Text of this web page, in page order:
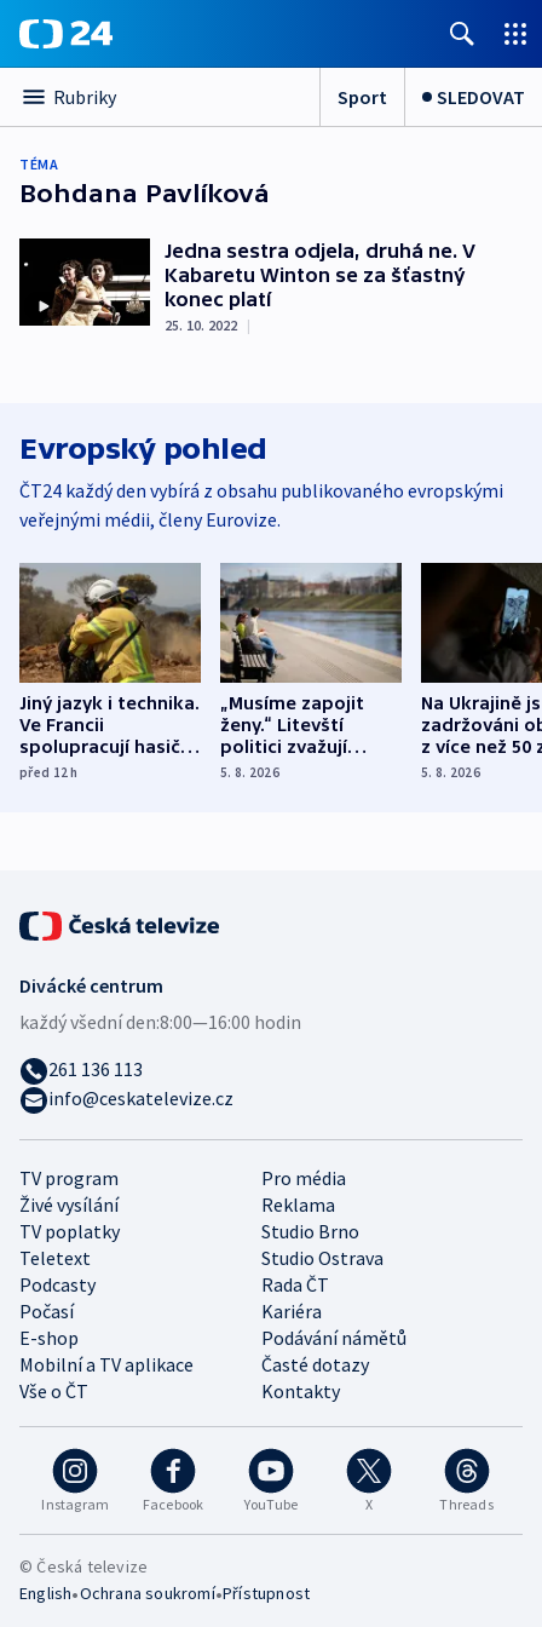
Rubriky Sport SLEDOVAT
TÉMA
Bohdana Pavlíková
Jedna sestra odjela, druhá ne. V
Kabaretu Winton se za šťastný
konec platí
25. 10. 2022 |
Evropský pohled
ČT24 každý den vybírá z obsahu publikovaného evropskými
veřejnými médii, členy Eurovize.
Jiný jazyk i technika.
Ve Francii
spolupracují hasiči z
různých zemí
před 12h
„Musíme zapojit
ženy.“ Litevští
politici zvažují
dohodu o
5. 8. 2026
Na Ukrajině
zadržováni
z více než 50
Bojovali na
5. 8. 2026
Instagram Facebook YouTube X Threads
TV program
Pro média
Živé vysílání
Reklama
TV poplatky
Studio Brno
Teletext
Studio Ostrava
Podcasty
Rada ČT
Počasí
Kariéra
E-shop
Podávání námětů
Mobilní a TV aplikace
Časté dotazy
Vše o ČT
Kontakty
Divácké centrum
každý všední den:8:00—16:00 hodin
261 136 113
info@ceskatelevize.cz
© Česká televize
English•Ochrana soukromí•Přístupnost